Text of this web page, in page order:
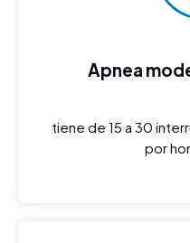
Apnea
tiene de 15 a 30
por